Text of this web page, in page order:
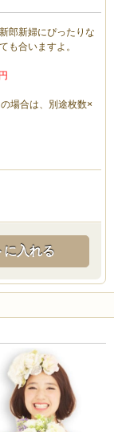
郎新婦にぴったりな
も合いますよ。
場合は、別途枚数×
に入れる